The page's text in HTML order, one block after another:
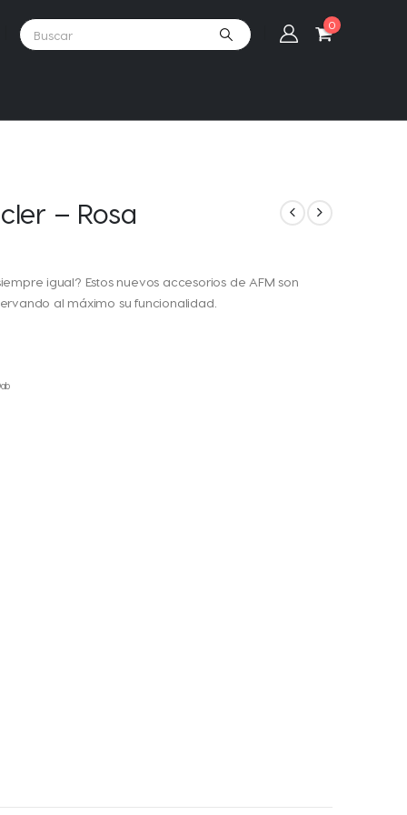
0
– Rosa
igual? Estos nuevos accesorios de AFM son
al máximo su funcionalidad.